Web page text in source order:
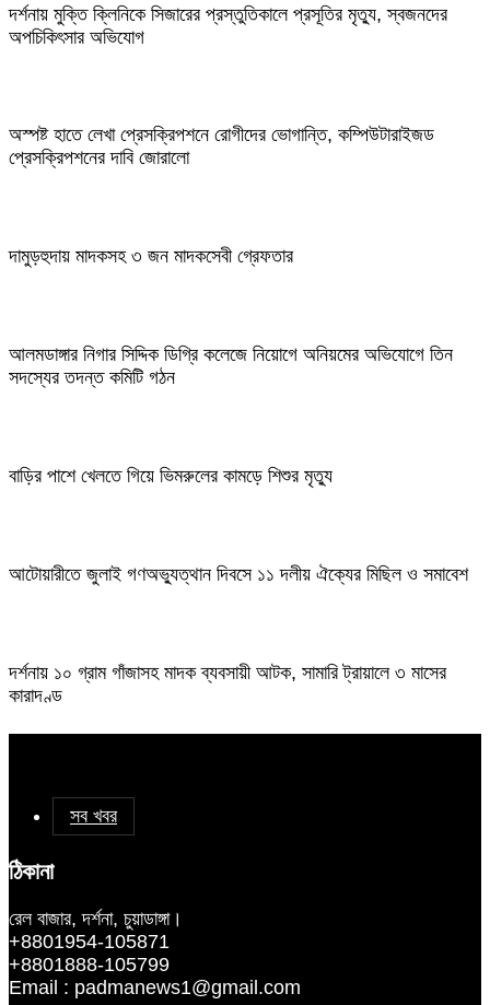
দর্শনায় মুক্তি ক্লিনিকে সিজারের প্রস্তুতিকালে প্রসূতির মৃত্যু, স্বজনদের
অপচিকিৎসার অভিযোগ
অস্পষ্ট হাতে লেখা প্রেসক্রিপশনে রোগীদের ভোগান্তি, কম্পিউটারাইজড
প্রেসক্রিপশনের দাবি জোরালো
দামুড়হুদায় মাদকসহ ৩ জন মাদকসেবী গ্রেফতার
আলমডাঙ্গার নিগার সিদ্দিক ডিগ্রি কলেজে নিয়োগে অনিয়মের অভিযোগে তিন
সদস্যের তদন্ত কমিটি গঠন
বাড়ির পাশে খেলতে গিয়ে ভিমরুলের কামড়ে শিশুর মৃত্যু
আটোয়ারীতে জুলাই গণঅভ্যুত্থান দিবসে ১১ দলীয় ঐক্যের মিছিল ও সমাবেশ
দর্শনায় ১০ গ্রাম গাঁজাসহ মাদক ব্যবসায়ী আটক, সামারি ট্রায়ালে ৩ মাসের
কারাদণ্ড
সব খবর
ঠিকানা
রেল বাজার, দর্শনা, চুয়াডাঙ্গা।
+8801954-105871
+8801888-105799
Email : padmanews1@gmail.com